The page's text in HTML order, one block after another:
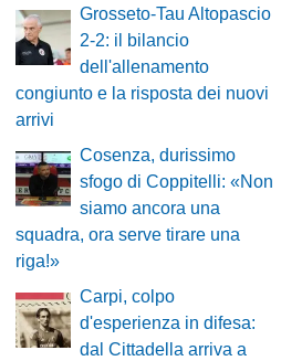
Grosseto-Tau Altopascio
2-2: il bilancio
dell'allenamento
congiunto e la risposta dei nuovi
arrivi
Cosenza, durissimo
sfogo di Coppitelli: «Non
siamo ancora una
squadra, ora serve tirare una
riga!»
Carpi, colpo
d'esperienza in difesa:
dal Cittadella arriva a